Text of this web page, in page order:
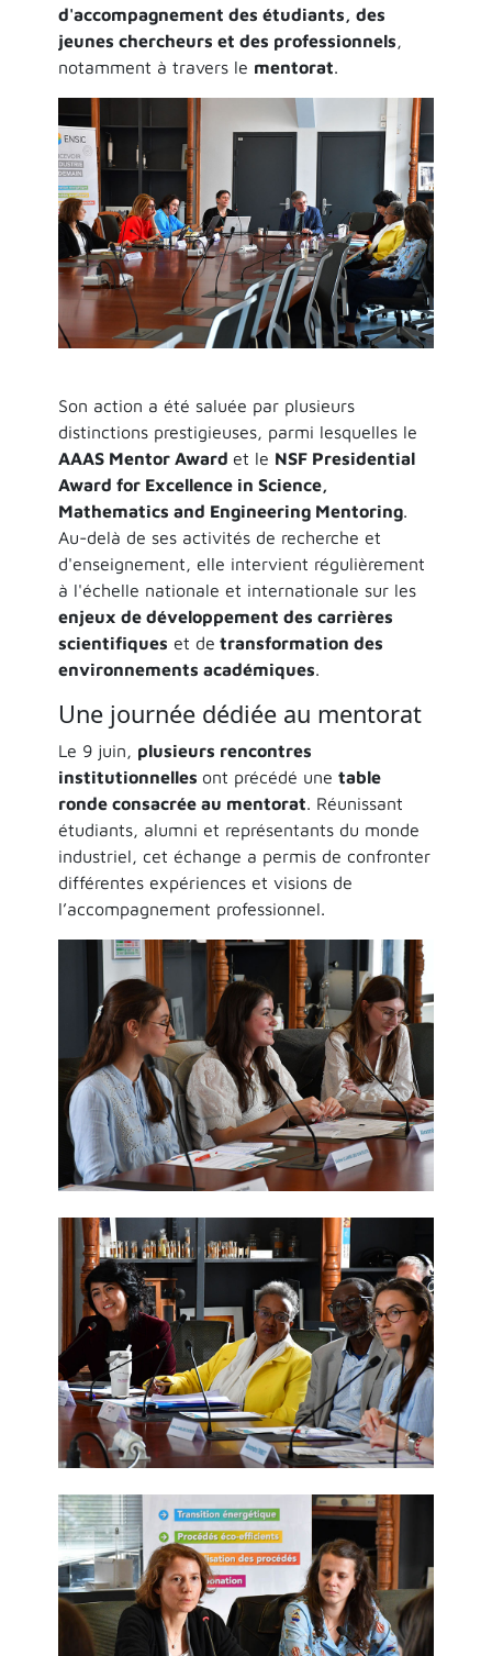
d'accompagnement des étudiants, des
jeunes chercheurs et des professionnels,
notamment à travers le mentorat.
Son action a été saluée par plusieurs
distinctions prestigieuses, parmi lesquelles le
AAAS Mentor Award et le NSF Presidential
Award for Excellence in Science,
Mathematics and Engineering Mentoring.
Au-delà de ses activités de recherche et
d'enseignement, elle intervient régulièrement
à l'échelle nationale et internationale sur les
enjeux de développement des carrières
scientifiques et de transformation des
environnements académiques.
Une journée dédiée au mentorat
Le 9 juin, plusieurs rencontres
institutionnelles ont précédé une table
ronde consacrée au mentorat. Réunissant
étudiants, alumni et représentants du monde
industriel, cet échange a permis de confronter
différentes expériences et visions de
l’accompagnement professionnel.